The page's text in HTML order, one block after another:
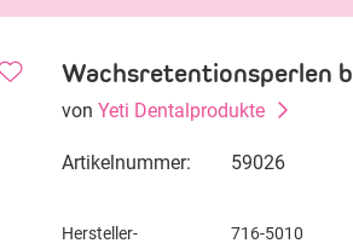
Wachsretentionsperlen
von Yeti Dentalprodukte
Artikelnummer: 59026
Hersteller-
716-5010